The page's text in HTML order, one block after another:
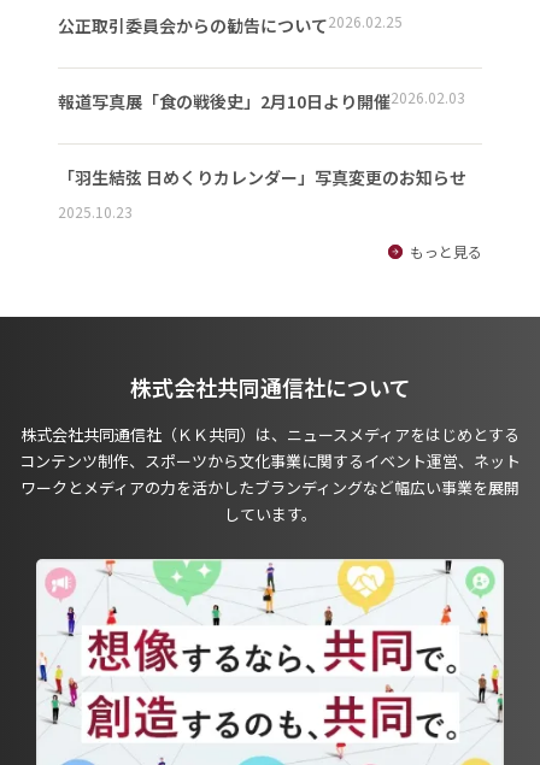
公正取引委員会からの勧告について2026.02.25
報道写真展「食の戦後史」2月10日より開催2026.02.03
「羽生結弦 日めくりカレンダー」写真変更のお知らせ
2025.10.23
もっと見る
株式会社共同通信社について
株式会社共同通信社（ＫＫ共同）は、ニュースメディアをはじめとする
コンテンツ制作、スポーツから文化事業に関するイベント運営、ネット
ワークとメディアの力を活かしたブランディングなど幅広い事業を展開
しています。